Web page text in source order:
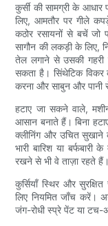
कुर्सी की सामग्री के
लिए, आमतौर पर गीले
कठोर रसायनों से बचें जो
सागौन की लकड़ी के लिए,
तेल लगाने से उसकी
सकता है। सिंथेटिक
करना और साबुन और पानी
हटाए जा सकने वाले,
आसान बनाते हैं। बिना
क्लीनिंग और उचित सुखाने
भारी बारिश या
रखने से भी वे ताज़ा रहते हैं।
कुर्सियाँ स्थिर और
लिए नियमित जाँच करें।
जंग-रोधी स्प्रे पेंट या